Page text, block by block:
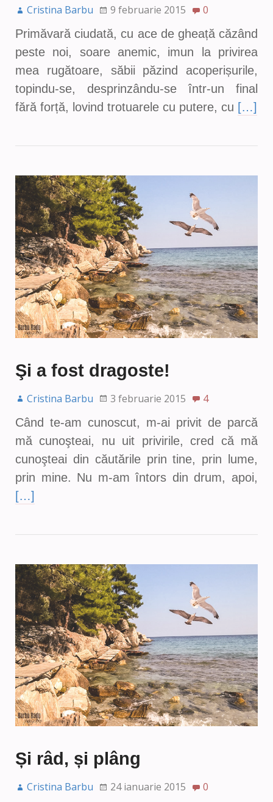
Cristina Barbu 9 februarie 2015
0
Primăvară ciudată, cu ace de gheață căzând
peste noi, soare anemic, imun la privirea
mea rugătoare, săbii păzind acoperișurile,
topindu-se, desprinzându-se într-un final
fără forță, lovind trotuarele cu putere, cu […]
Şi a fost dragoste!
Cristina Barbu 3 februarie 2015
4
Când te-am cunoscut, m-ai privit de parcă
mă cunoşteai, nu uit privirile, cred că mă
cunoşteai din căutările prin tine, prin lume,
prin mine. Nu m-am întors din drum, apoi,
[…]
Și râd, și plâng
Cristina Barbu 24 ianuarie 2015
0